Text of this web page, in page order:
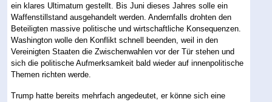
ein klares Ultimatum gestellt. Bis Juni dieses Jahres solle ein
Waffenstillstand ausgehandelt werden. Andernfalls drohten den
Beteiligten massive politische und wirtschaftliche Konsequenzen.
Washington wolle den Konflikt schnell beenden, weil in den
Vereinigten Staaten die Zwischenwahlen vor der Tür stehen und
sich die politische Aufmerksamkeit bald wieder auf innenpolitische
Themen richten werde.
Trump hatte bereits mehrfach angedeutet, er könne sich eine